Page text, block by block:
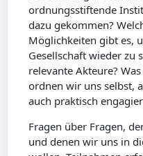
ordnungsstiftende
dazu gekommen?
Möglichkeiten gibt es,
Gesellschaft wieder zu
relevante Akteure?
ordnen wir uns selbst,
auch praktisch
Fragen über Fragen,
und denen wir uns in